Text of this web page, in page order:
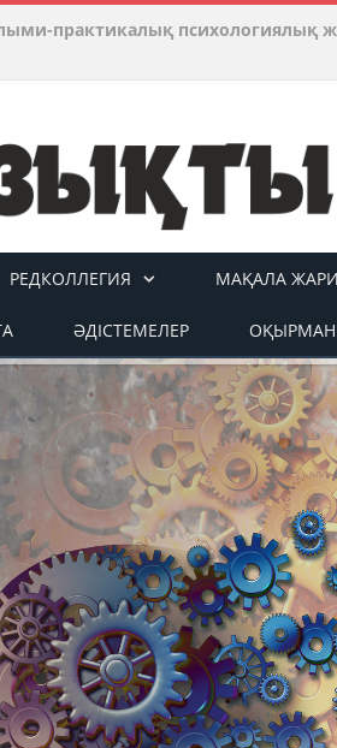
практикалық психологиялық
РЕДКОЛЛЕГИЯ МАҚАЛА
ӘДІСТЕМЕЛЕР ОҚЫРМАН